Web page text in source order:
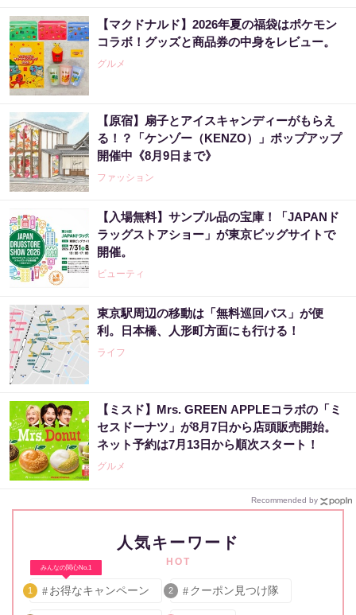
【マクドナルド】2026年夏の福袋はポケモン
コラボ！グッズと商品券の中身をレビュー。
グルメ
【原宿】扇子とアイスキャンディーがもらえ
る！？「ケンゾー（KENZO）」ポップアップ
開催中《8月9日まで》
ファッション
【入場無料】サンプル品の宝庫！「JAPANド
ラッグストアショー」が東京ビッグサイトで
開催。
ビューティ
東京駅周辺の移動は「無料巡回バス」が便
利。日本橋、人形町方面にも行ける！
ライフ
【ミスド】Mrs. GREEN APPLEコラボの「ミ
セスドーナツ」が8月7日から店頭販売開始。
ネット予約は7月13日から順次スタート！
グルメ
Recommended by
人気キーワード
HOT
みんなの関心No.1
1 お得なキャンペーン 2 クーポン見つけ隊